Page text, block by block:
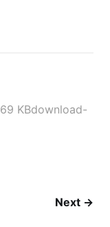
KBdownload-
Next →